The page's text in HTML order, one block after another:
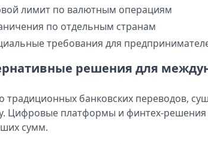
лимит по валютным операциям
по отдельным странам
требования для
решения для
банковских переводов,
Цифровые платформы и финтех-
сумм.